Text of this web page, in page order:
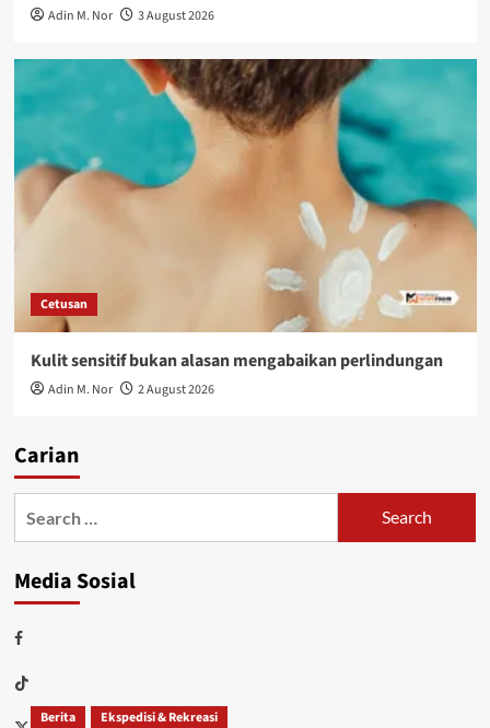
Adin M. Nor 3 August 2026
Cetusan
Kulit sensitif bukan alasan mengabaikan perlindungan
Adin M. Nor 2 August 2026
Carian
Media Sosial
Berita Ekspedisi & Rekreasi